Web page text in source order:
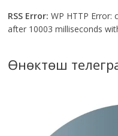
RSS Error: WP HTTP Error:
after 10003 milliseconds
Өнөктөш